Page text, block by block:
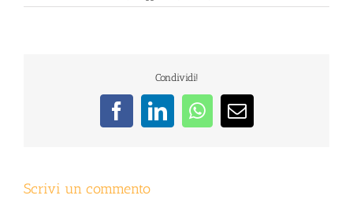
Condividi!
FacebookLinkedInWhatsApp
Email
Scrivi un commento